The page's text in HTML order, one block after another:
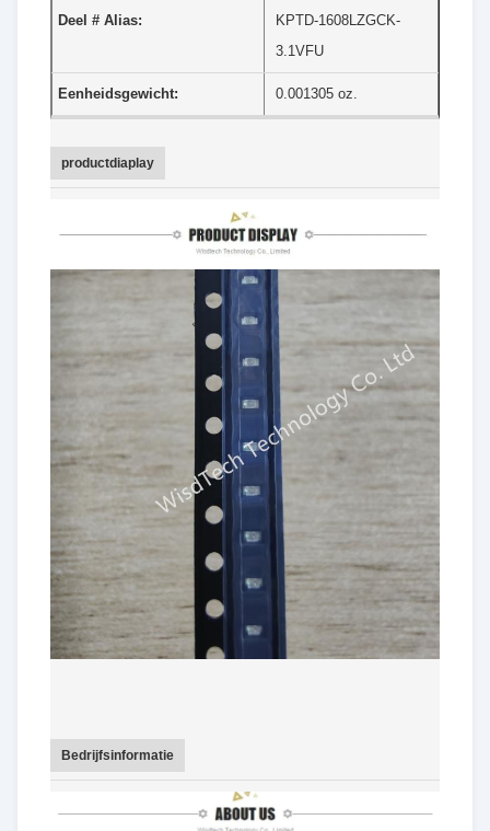
Deel # Alias:
KPTD-1608LZGCK-
3.1VFU
Eenheidsgewicht: 0.001305 oz.
productdiaplay
Bedrijfsinformatie